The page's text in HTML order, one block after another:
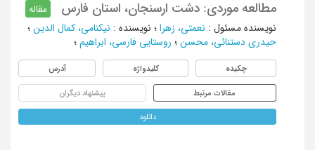
مطالعه موردی: دشت ارسنجان، استان فارس
مقاله
نویسنده مسئول : نعمتی، زهرا ؛ نویسنده : نیکنامی، کمال الدین ؛
حیدری دستنائی، محسن ؛ روستایی فارسی، ابراهیم ؛
چکیده کلیدواژه آدرس
مقالات مرتبط پیشنهاد دیگران
دانلود